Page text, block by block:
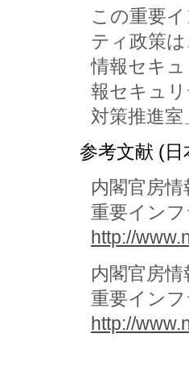
この重要
ティ政策
情報セキ
報セキュ
対策推進
参考文献 (日
内閣官房
重要イン
http://
内閣官房
重要イン
http://